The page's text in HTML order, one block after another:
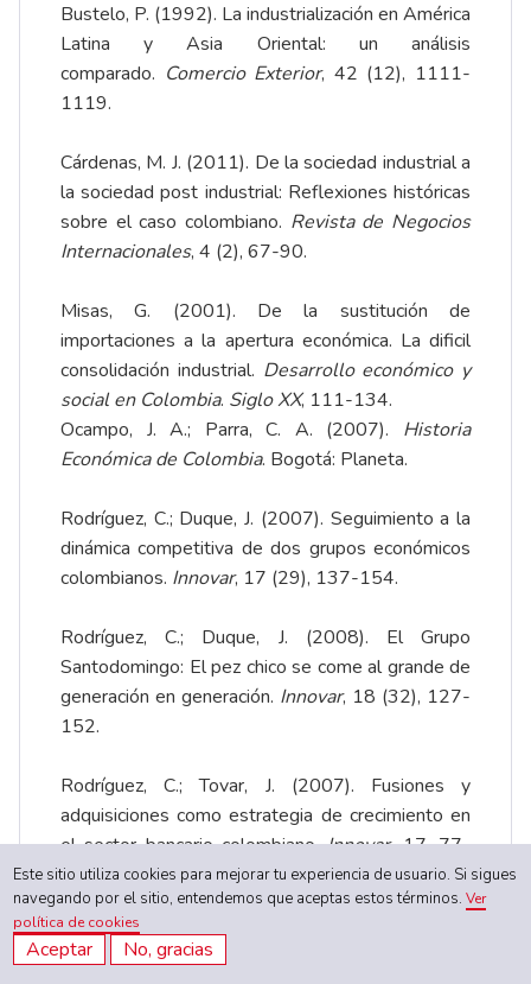
Bustelo, P. (1992). La industrialización en América
Latina y Asia Oriental: un análisis
comparado. Comercio Exterior, 42 (12), 1111-
1119.
Cárdenas, M. J. (2011). De la sociedad industrial a
la sociedad post industrial: Reflexiones históricas
sobre el caso colombiano. Revista de Negocios
Internacionales, 4 (2), 67-90.
Misas, G. (2001). De la sustitución de
importaciones a la apertura económica. La dificil
consolidación industrial. Desarrollo económico y
social en Colombia. Siglo XX, 111-134.
Ocampo, J. A.; Parra, C. A. (2007). Historia
Económica de Colombia. Bogotá: Planeta.
Rodríguez, C.; Duque, J. (2007). Seguimiento a la
dinámica competitiva de dos grupos económicos
colombianos. Innovar, 17 (29), 137-154.
Rodríguez, C.; Duque, J. (2008). El Grupo
Santodomingo: El pez chico se come al grande de
generación en generación. Innovar, 18 (32), 127-
152.
Rodríguez, C.; Tovar, J. (2007). Fusiones y
adquisiciones como estrategia de crecimiento en
el sector bancario colombiano.Innovar, 17, 77-
98.
López, L. (2010). Transformación productiva de la
industria en Colombia y sus regiones después de
Este sitio utiliza cookies para mejorar tu experiencia de usuario. Si sigues
navegando por el sitio, entendemos que aceptas estos términos.Ver
política de cookies
Aceptar No, gracias